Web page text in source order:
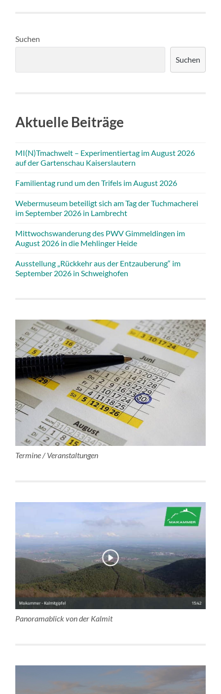
Suchen
Suchen
Aktuelle Beiträge
MI(N)Tmachwelt – Experimentiertag im August 2026
auf der Gartenschau Kaiserslautern
Familientag rund um den Trifels im August 2026
Webermuseum beteiligt sich am Tag der Tuchmacherei
im September 2026 in Lambrecht
Mittwochswanderung des PWV Gimmeldingen im
August 2026 in die Mehlinger Heide
Ausstellung „Rückkehr aus der Entzauberung“ im
September 2026 in Schweighofen
Termine / Veranstaltungen
Panoramablick von der Kalmit